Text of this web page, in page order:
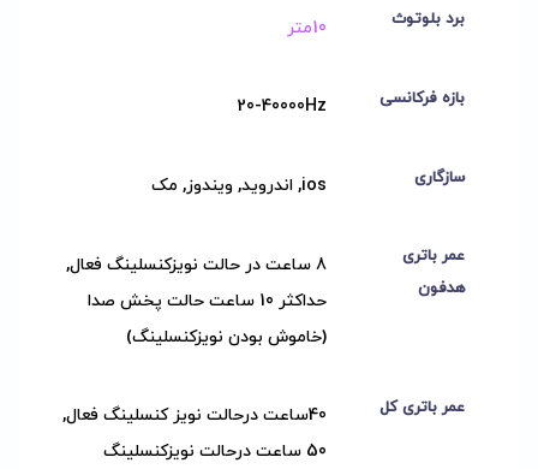
برد بلوتوث 10متر
بازه فرکانسی 20-40000Hz
سازگاری ios, اندروید, ویندوز, مک
عمر باتری
هدفون
8 ساعت در حالت نویزکنسلینگ فعال,
حداکثر 10 ساعت حالت پخش صدا
(خاموش بودن نویزکنسلینگ)
عمر باتری کل
40ساعت درحالت نویز کنسلینگ فعال,
50 ساعت درحالت نویزکنسلینگ